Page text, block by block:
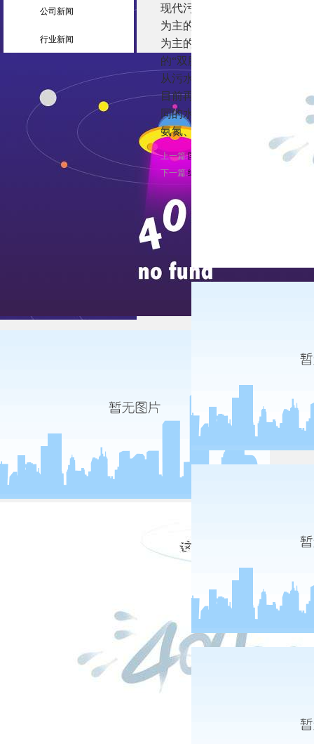
公司新闻
行业新闻
现代污水处理技术可以分为一
为主的“老三段”工艺(混凝-沉
为主的“膜处理”工艺。其中，
的“双膜”工艺和以污水为水源
从污水回用的用途角度看膜技
目前再生水主要有五大类回用
同的水质标准。若以北京市再
氨氮、总氮、总磷的要求较高
上一篇:国家绿色发展基金成立 2020生态
下一篇:绿色发展基金成立 缓解环保行业